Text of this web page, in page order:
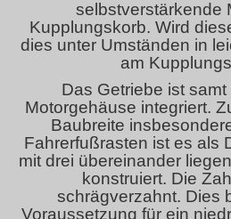
selbstverstärkende
Kupplungskorb. Wird
dies unter Umständen in
am
Das Getriebe ist
Motorgehäuse integriert.
Baubreite
Fahrerfußrasten ist es als
mit drei übereinander
konstruiert. Die
schrägverzahnt. Dies
Voraussetzung für ein